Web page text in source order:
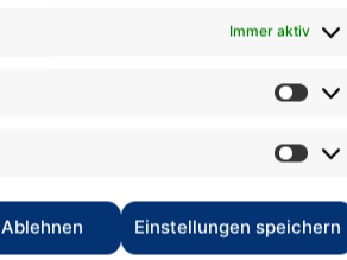
Immer aktiv
Ablehnen Einstellungen speichern